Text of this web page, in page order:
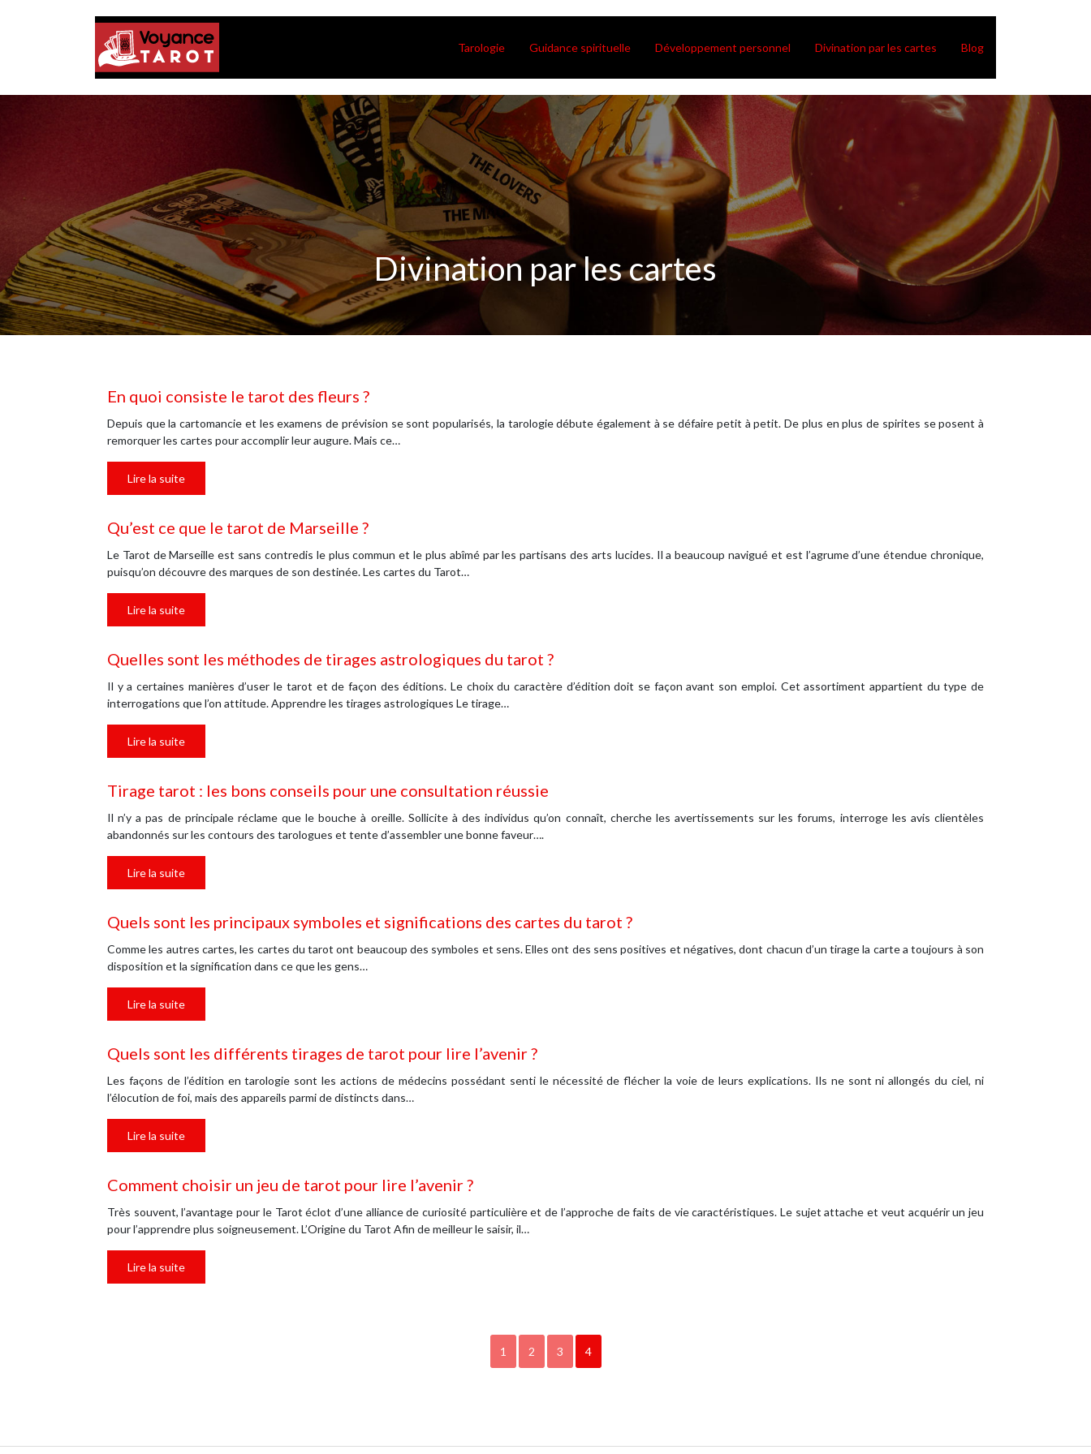
Tarologie Guidance spirituelle Développement personnel Divination par les cartes Blog
Divination par les cartes
En quoi consiste le tarot des fleurs ?
Depuis que la cartomancie et les examens de prévision se sont popularisés, la tarologie débute également à se défaire petit à petit. De plus en plus de spirites se posent à
remorquer les cartes pour accomplir leur augure. Mais ce…
Lire la suite
Qu’est ce que le tarot de Marseille ?
Le Tarot de Marseille est sans contredis le plus commun et le plus abîmé par les partisans des arts lucides. Il a beaucoup navigué et est l’agrume d’une étendue chronique,
puisqu’on découvre des marques de son destinée. Les cartes du Tarot…
Lire la suite
Quelles sont les méthodes de tirages astrologiques du tarot ?
Il y a certaines manières d’user le tarot et de façon des éditions. Le choix du caractère d’édition doit se façon avant son emploi. Cet assortiment appartient du type de
interrogations que l’on attitude. Apprendre les tirages astrologiques Le tirage…
Lire la suite
Tirage tarot : les bons conseils pour une consultation réussie
Il n’y a pas de principale réclame que le bouche à oreille. Sollicite à des individus qu’on connaît, cherche les avertissements sur les forums, interroge les avis clientèles
abandonnés sur les contours des tarologues et tente d’assembler une bonne faveur….
Lire la suite
Quels sont les principaux symboles et significations des cartes du tarot ?
Comme les autres cartes, les cartes du tarot ont beaucoup des symboles et sens. Elles ont des sens positives et négatives, dont chacun d’un tirage la carte a toujours à son
disposition et la signification dans ce que les gens…
Lire la suite
Quels sont les différents tirages de tarot pour lire l’avenir ?
Les façons de l’édition en tarologie sont les actions de médecins possédant senti le nécessité de flécher la voie de leurs explications. Ils ne sont ni allongés du ciel, ni
l’élocution de foi, mais des appareils parmi de distincts dans…
Lire la suite
Comment choisir un jeu de tarot pour lire l’avenir ?
Très souvent, l’avantage pour le Tarot éclot d’une alliance de curiosité particulière et de l’approche de faits de vie caractéristiques. Le sujet attache et veut acquérir un jeu
pour l’apprendre plus soigneusement. L’Origine du Tarot Afin de meilleur le saisir, il…
Lire la suite
1 2 3 4